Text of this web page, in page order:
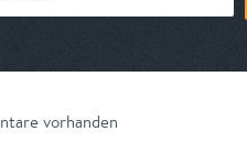
vorhanden